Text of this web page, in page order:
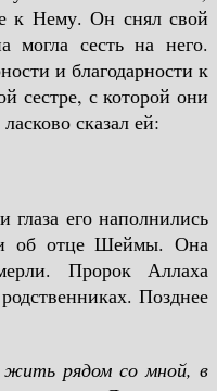
к Нему. Он снял свой
могла сесть на него.
и благодарности к
сестре, с которой они
сказал ей:
его наполнились
об отце Шеймы. Она
Пророк Аллаха
Позднее
рядом со мной, в